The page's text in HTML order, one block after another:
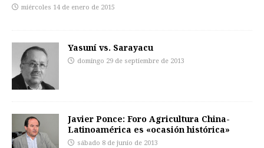
miércoles 14 de enero de 2015
Yasuní vs. Sarayacu
domingo 29 de septiembre de 2013
Javier Ponce: Foro Agricultura China-
Latinoamérica es «ocasión histórica»
sábado 8 de junio de 2013